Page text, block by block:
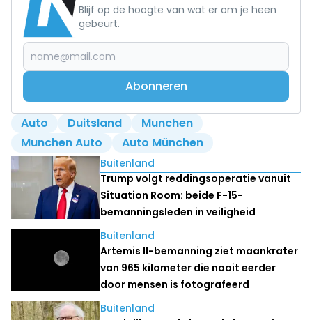
Blijf op de hoogte van wat er om je heen
gebeurt.
Abonneren
Auto Duitsland
Munchen
Munchen Auto
Auto München
Lees ook
Buitenland
Trump volgt reddingsoperatie vanuit
Situation Room: beide F-15-
bemanningsleden in veiligheid
Buitenland
Artemis II-bemanning ziet maankrater
van 965 kilometer die nooit eerder
door mensen is fotografeerd
Buitenland